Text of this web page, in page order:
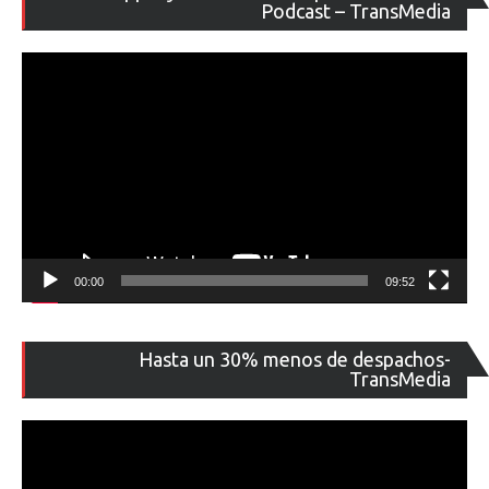
Podcast – TransMedia
de
00:00 09:52
Hasta un 30% menos de despachos-
TransMedia
de